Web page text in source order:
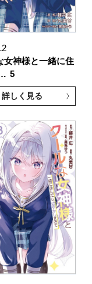
女神様と一緒に住
5
詳しく見る